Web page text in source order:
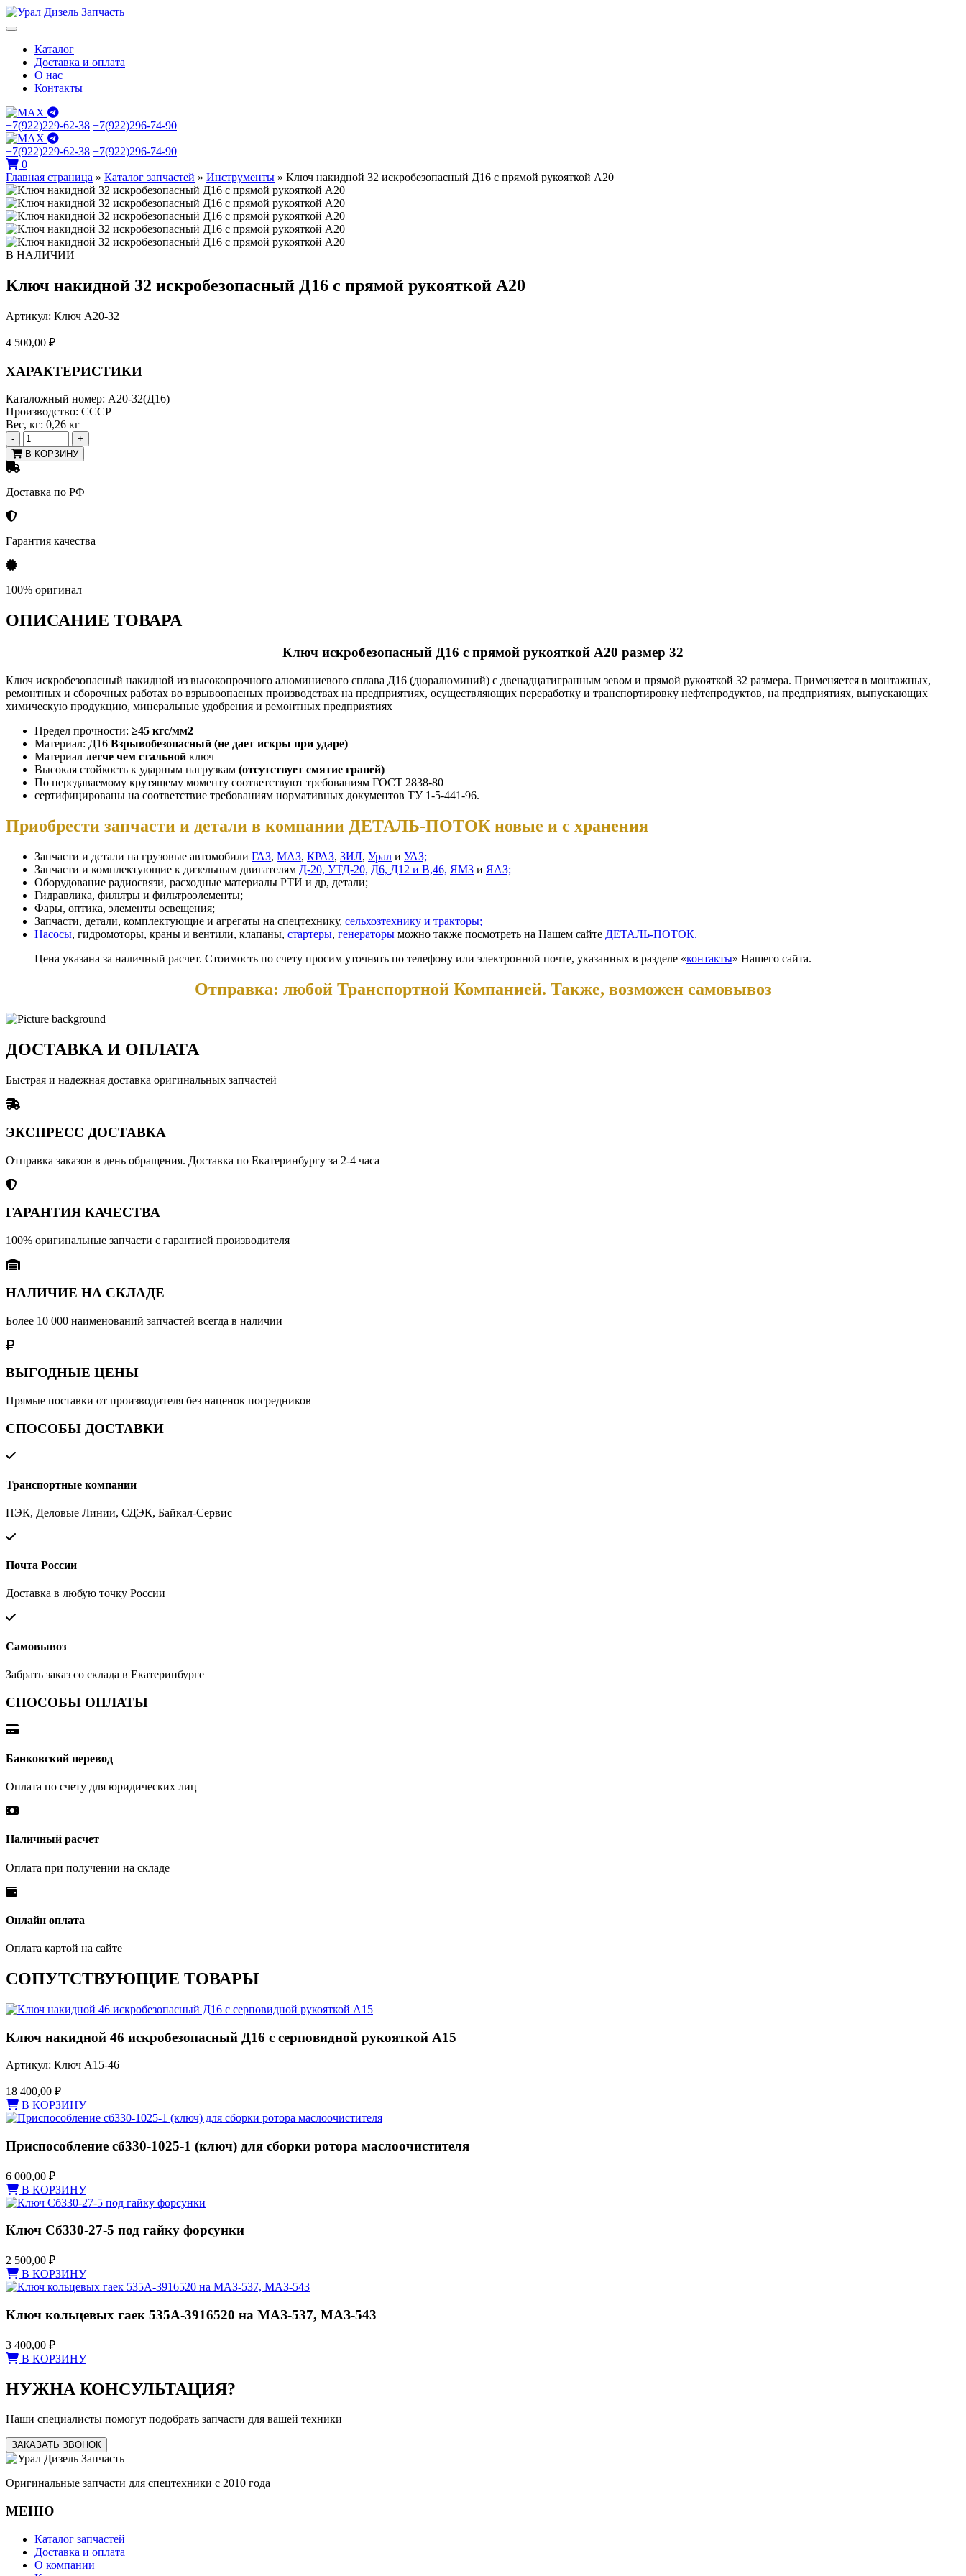
Каталог
Доставка и оплата
О нас
Контакты
+7(922)229-62-38 +7(922)296-74-90
+7(922)229-62-38 +7(922)296-74-90
0
Главная страница » Каталог запчастей » Инструменты » Ключ накидной 32 искробезопасный Д16 с прямой рукояткой А20
В НАЛИЧИИ
Ключ накидной 32 искробезопасный Д16 с прямой рукояткой А20
Артикул: Ключ А20-32
4 500,00 ₽
ХАРАКТЕРИСТИКИ
Каталожный номер: А20-32(Д16)
Производство: СССР
Вес, кг: 0,26 кг
-
+
В КОРЗИНУ
Доставка по РФ
Гарантия качества
100% оригинал
ОПИСАНИЕ ТОВАРА
Ключ искробезопасный Д16 с прямой рукояткой А20 размер 32
Ключ искробезопасный накидной из высокопрочного алюминиевого сплава Д16 (дюралюминий) с двенадцатигранным зевом и прямой рукояткой 32 размера. Применяется в монтажных,
ремонтных и сборочных работах во взрывоопасных производствах на предприятиях, осуществляющих переработку и транспортировку нефтепродуктов, на предприятиях, выпускающих
химическую продукцию, минеральные удобрения и ремонтных предприятиях
Предел прочности: ≥45 кгс/мм2
Материал: Д16 Взрывобезопасный (не дает искры при ударе)
Материал легче чем стальной ключ
Высокая стойкость к ударным нагрузкам (отсутствует смятие граней)
По передаваемому крутящему моменту соответствуют требованиям ГОСТ 2838-80
сертифицированы на соответствие требованиям нормативных документов ТУ 1-5-441-96.
Приобрести запчасти и детали в компании ДЕТАЛЬ-ПОТОК новые и с хранения
Запчасти и детали на грузовые автомобили ГАЗ, МАЗ, КРАЗ, ЗИЛ, Урал и УАЗ;
Запчасти и комплектующие к дизельным двигателям Д-20, УТД-20, Д6, Д12 и В,46, ЯМЗ и ЯАЗ;
Оборудование радиосвязи, расходные материалы РТИ и др, детали;
Гидравлика, фильтры и фильтроэлементы;
Фары, оптика, элементы освещения;
Запчасти, детали, комплектующие и агрегаты на спецтехнику, сельхозтехнику и тракторы;
Насосы, гидромоторы, краны и вентили, клапаны, стартеры, генераторы можно также посмотреть на Нашем сайте ДЕТАЛЬ-ПОТОК.
Цена указана за наличный расчет. Стоимость по счету просим уточнять по телефону или электронной почте, указанных в разделе «контакты» Нашего сайта.
Отправка: любой Транспортной Компанией. Также, возможен самовывоз
ДОСТАВКА И ОПЛАТА
Быстрая и надежная доставка оригинальных запчастей
ЭКСПРЕСС ДОСТАВКА
Отправка заказов в день обращения. Доставка по Екатеринбургу за 2-4 часа
ГАРАНТИЯ КАЧЕСТВА
100% оригинальные запчасти с гарантией производителя
НАЛИЧИЕ НА СКЛАДЕ
Более 10 000 наименований запчастей всегда в наличии
ВЫГОДНЫЕ ЦЕНЫ
Прямые поставки от производителя без наценок посредников
СПОСОБЫ ДОСТАВКИ
Транспортные компании
ПЭК, Деловые Линии, СДЭК, Байкал-Сервис
Почта России
Доставка в любую точку России
Самовывоз
Забрать заказ со склада в Екатеринбурге
СПОСОБЫ ОПЛАТЫ
Банковский перевод
Оплата по счету для юридических лиц
Наличный расчет
Оплата при получении на складе
Онлайн оплата
Оплата картой на сайте
СОПУТСТВУЮЩИЕ ТОВАРЫ
Ключ накидной 46 искробезопасный Д16 с серповидной рукояткой А15
Артикул: Ключ А15-46
18 400,00 ₽
В КОРЗИНУ
Приспособление сб330-1025-1 (ключ) для сборки ротора маслоочистителя
6 000,00 ₽
В КОРЗИНУ
Ключ Сб330-27-5 под гайку форсунки
2 500,00 ₽
В КОРЗИНУ
Ключ кольцевых гаек 535А-3916520 на МАЗ-537, МАЗ-543
3 400,00 ₽
В КОРЗИНУ
НУЖНА КОНСУЛЬТАЦИЯ?
Наши специалисты помогут подобрать запчасти для вашей техники
ЗАКАЗАТЬ ЗВОНОК
Оригинальные запчасти для спецтехники с 2010 года
МЕНЮ
Каталог запчастей
Доставка и оплата
О компании